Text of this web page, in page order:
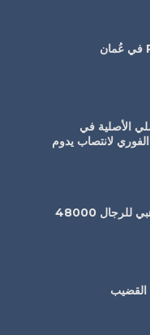
سيالس 100 ملي الأصلية في
لانتصاب يدوم
48000
القضيب